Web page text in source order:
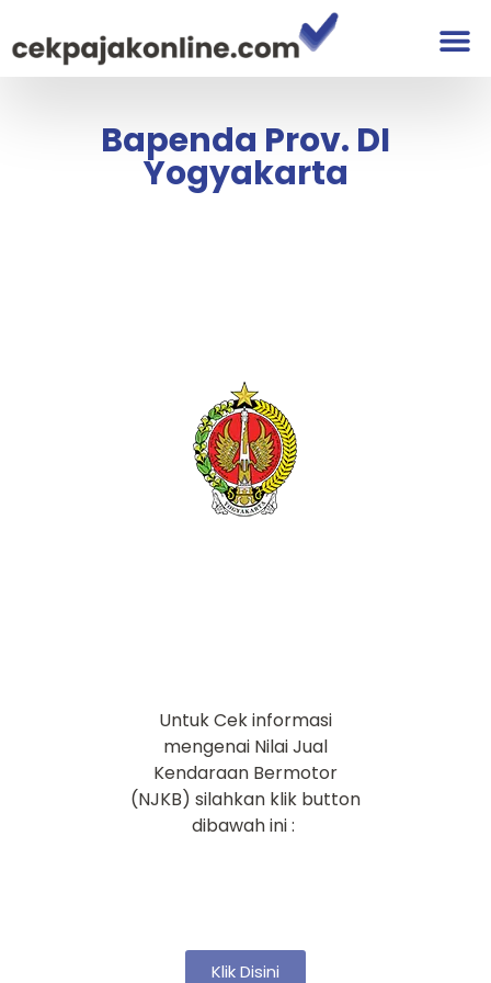
Bapenda Prov. DI
Yogyakarta
Cek Pajak Kendaraan
Untuk Cek informasi
mengenai Nilai Jual
Kendaraan Bermotor
(NJKB) silahkan klik button
dibawah ini :
Klik Disini